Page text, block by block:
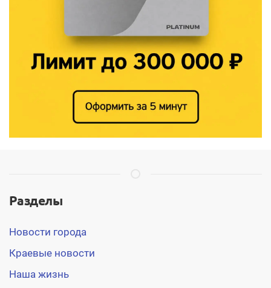
Разделы
Новости города
Краевые новости
Наша жизнь